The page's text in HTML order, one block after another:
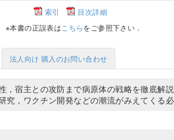
索引
目次詳細
※本書の正誤表はこちらをご参照下さい．
法人向け 購入のお問い合わせ
，宿主との攻防まで病原体の戦略を徹底解
，ワクチン開発などの潮流がみえてくる必